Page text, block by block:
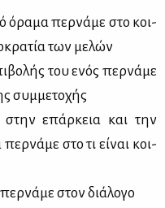
περ­νά­με στο κοι­
των με­λών
του ενός περ­νά­με
συμ­με­το­χής
επάρ­κεια και την
στο τι εί­ναι κοι­
στον διά­λο­γο